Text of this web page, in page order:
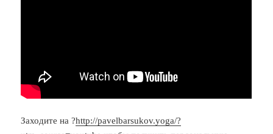
Заходите на ?http://pavelbarsukov.yoga/?